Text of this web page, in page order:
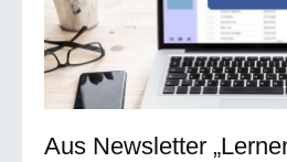
Aus Newsletter